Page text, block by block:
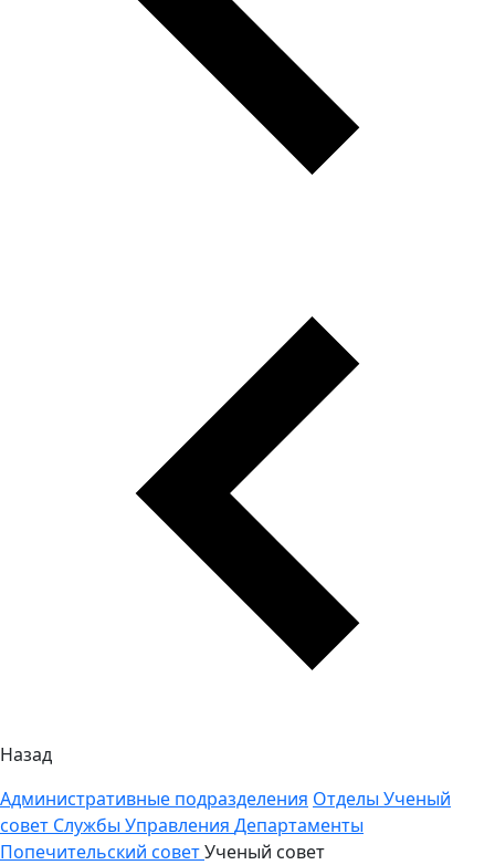
Назад
Административные подразделения Отделы Ученый
совет Службы Управления Департаменты
Попечительский советУченый совет